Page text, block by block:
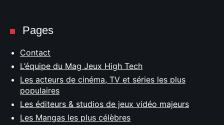
Pages
Contact
L’équipe du Mag Jeux High Tech
Les acteurs de cinéma, TV et séries les plus
populaires
Les éditeurs & studios de jeux vidéo majeurs
Les Mangas les plus célèbres